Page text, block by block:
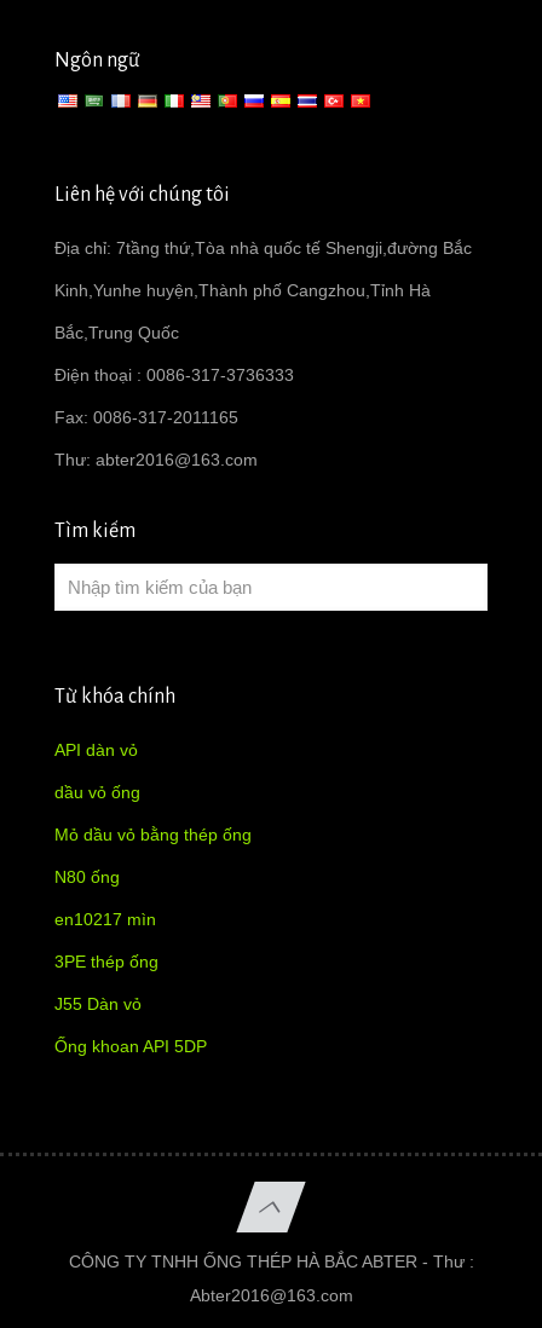
Ngôn ngữ
Liên hệ với chúng tôi
Địa chỉ: 7tầng thứ,Tòa nhà quốc tế Shengji,đường Bắc
Kinh,Yunhe huyện,Thành phố Cangzhou,Tỉnh Hà
Bắc,Trung Quốc
Điện thoại : 0086-317-3736333
Fax: 0086-317-2011165
Thư: abter2016@163.com
Tìm kiếm
Từ khóa chính
API dàn vỏ
dầu vỏ ống
Mỏ dầu vỏ bằng thép ống
N80 ống
en10217 mìn
3PE thép ống
J55 Dàn vỏ
Ống khoan API 5DP
CÔNG TY TNHH ỐNG THÉP HÀ BẮC ABTER - Thư :
Abter2016@163.com